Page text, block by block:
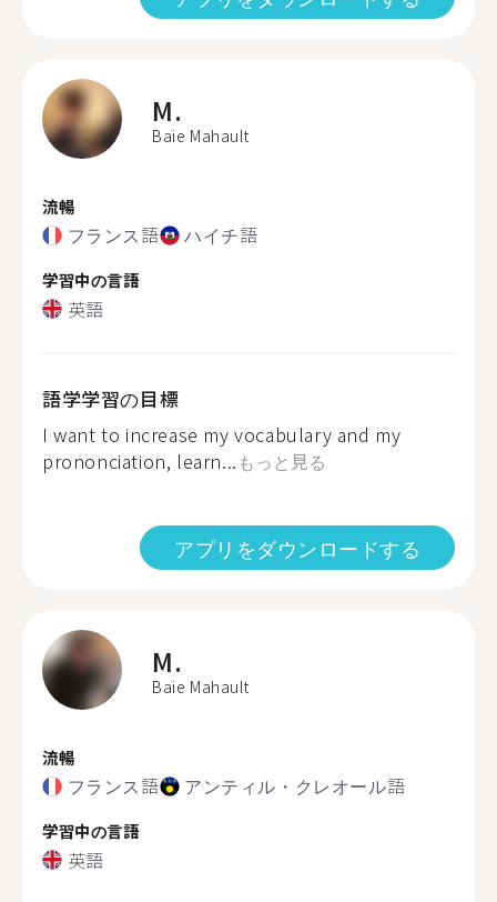
M.
Baie Mahault
流暢
フランス語 ハイチ語
学習中の言語
英語
語学学習の目標
I want to increase my vocabulary and my
prononciation, learn... もっと見る
アプリをダウンロードする
M.
Baie Mahault
流暢
フランス語 アンティル・クレオール語
学習中の言語
英語